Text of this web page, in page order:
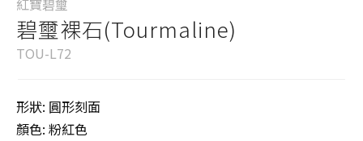
紅寶碧璽
碧璽裸石(Tourmaline)
TOU-L72
形狀: 圓形刻面
顏色: 粉紅色